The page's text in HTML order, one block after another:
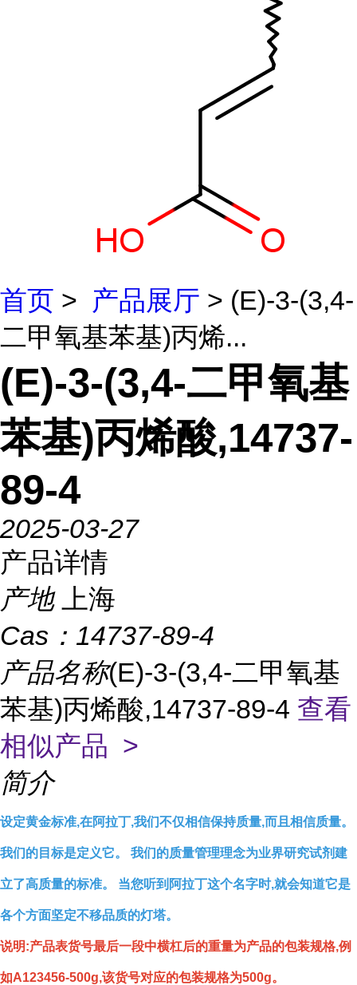
首页 > 产品展厅 > (E)-3-(3,4-
二甲氧基苯基)丙烯...
(E)-3-(3,4-二甲氧基
苯基)丙烯酸,14737-
89-4
2025-03-27
产品详情
产地
上海
Cas： 14737-89-4
产品名称(E)-3-(3,4-二甲氧基
苯基)丙烯酸,14737-89-4 查看
相似产品 >
简介
设定黄金标准,在阿拉丁,我们不仅相信保持质量,而且相信质量。
我们的目标是定义它。 我们的质量管理理念为业界研究试剂建
立了高质量的标准。 当您听到阿拉丁这个名字时,就会知道它是
各个方面坚定不移品质的灯塔。
说明:产品表货号最后一段中横杠后的重量为产品的包装规格,例
如A123456-500g,该货号对应的包装规格为500g。